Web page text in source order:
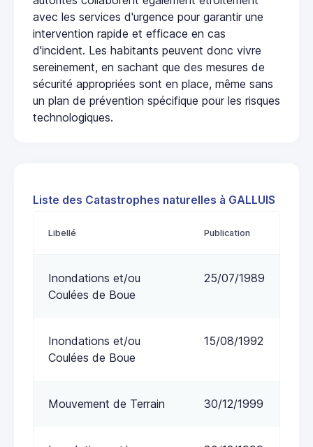
avec les services d'urgence pour garantir une
intervention rapide et efficace en cas
d'incident. Les habitants peuvent donc vivre
sereinement, en sachant que des mesures de
sécurité appropriées sont en place, même sans
un plan de prévention spécifique pour les risques
technologiques.
Liste des Catastrophes naturelles à GALLUIS
Libellé Publication
Inondations et/ou
Coulées de Boue
25/07/1989
Inondations et/ou
Coulées de Boue
15/08/1992
Mouvement de Terrain 30/12/1999